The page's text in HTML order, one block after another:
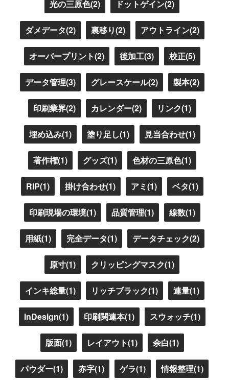
光の三原色(2) ドットゲイン(2)
ダメデータ(2) 裏移り(2) アウトライン(2)
オーバープリント(2) 後加工(3) 校正(5)
データ管理(3) グレースケール(2) 製本(2)
印刷業界(2) カレンダー(2) リンク(1)
埋め込み(1) 塗り足し(1) 見当合わせ(1)
著作権(1) グッズ(1) 色材の三原色(1)
RIP(1) 掛け合わせ(1) アミ(1) ベタ(1)
印刷現場の環境(1) 品質管理(1) 線数(1)
用紙(1) 完全データ(1) データチェック(2)
原寸(1) クリッピングマスク(1)
インキ総量(1) リッチブラック(1) 連量(1)
InDesign(1) 印刷関連本(1) スウォッチ(1)
版面(1) レイアウト(1) 余白(1)
パウダー(1) 赤字(1) ゲラ(1) 情報整理(1)